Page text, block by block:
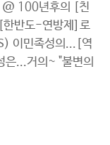
@ 100년후의 [친
반도-연방제]로
이민족성의...[역
...거의~ "불변의